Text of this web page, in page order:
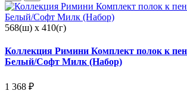
568(ш) x 410(г)
Коллекция Римини Комплект полок к
Белый/Софт Милк (Набор)
1 368 ₽